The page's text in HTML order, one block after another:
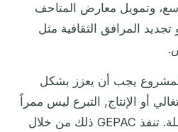
وتمويل معارض المتاحف
تجديد المرافق الثقافية مثل
يجب أن يعزز بشكل
أو الإنتاج, التبرع ليس ممراً
لمشروع تجاري غير ذي صلة. تنفذ GEPAC ذلك من خلال